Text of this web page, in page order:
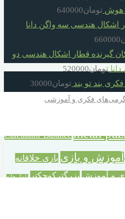
فکری و آموزشی
هوش تومان640000
اشکال هندسی سه واگن دانا
660000
قطار اشکال هندسی دو
تومان520000
بند تو بند تومان30000
Calculator Balance metal
آموزش و بازی بازی خلاقانه
و آموزش بزرگترکوچکتر بلوک خانه